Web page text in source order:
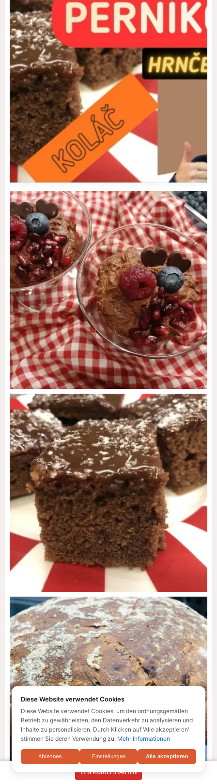
LESEMODUS STARTEN
Diese Website verwendet Cookies
Diese Website verwendet Cookies, um den ordnungsgemäßen
Betrieb zu gewährleisten, den Datenverkehr zu analysieren und
Inhalte zu personalisieren. Durch Klicken auf 'Alle akzeptieren'
stimmen Sie deren Verwendung zu. Mehr Informationen
Ablehnen Einstellungen Alle akzeptieren